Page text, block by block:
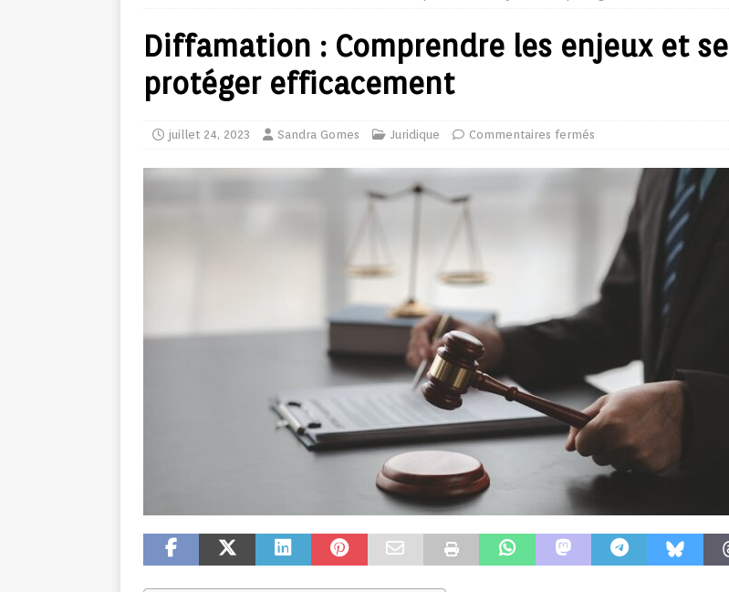
Diffamation : Comprendre les enjeux et se
protéger efficacement
juillet 24, 2023 Sandra Gomes Juridique Commentaires fermés